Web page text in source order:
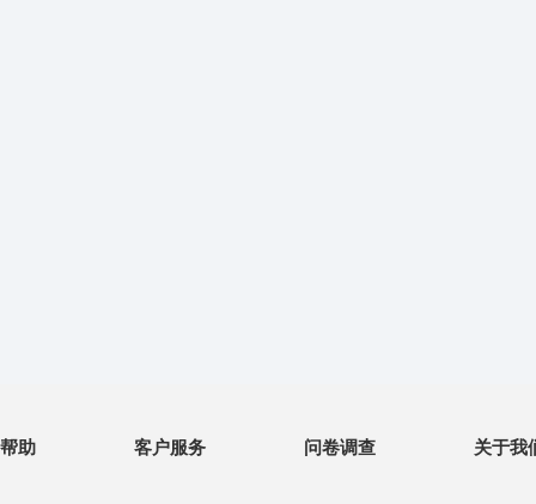
帮助 客户服务 问卷调查 关于我